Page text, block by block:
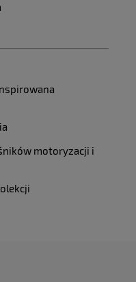
motoryzacji i